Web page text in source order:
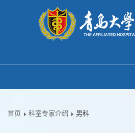
首页 科室专家介绍 男科